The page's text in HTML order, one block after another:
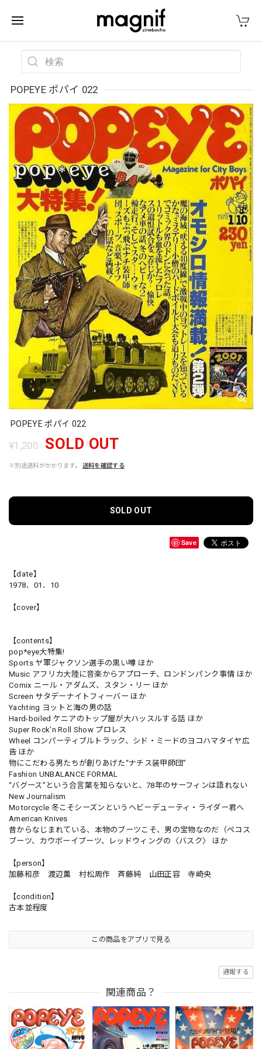
POPEYE ポパイ 022
POPEYE ポパイ 022
¥1,200 SOLD OUT
※別途送料がかかります。 送料を確認する
SOLD OUT
Save
【date】
1978．01．10
【cover】
【contents】
pop*eye大特集!
Sports ヤ軍ジャクソン選手の黒い噂 ほか
Music アフリカ大陸に音楽からアプローチ、ロンドンパンク事情 ほか
Comix ニール・アダムズ、スタン・リー ほか
Screen サタデーナイトフィーバー ほか
Yachting ヨットと海の男の話
Hard-boiled ケニアのトップ屋が大ハッスルする話 ほか
Super Rock'n Roll Show プロレス
Wheel コンパーティブルトラック、シド・ミードのヨコハマタイヤ広
告 ほか
物にこだわる男たちが創りあげた“ナチス装甲師団”
Fashion UNBALANCE FORMAL
“バグース”という合言葉を知らないと、78年のサーフィンは語れない
New Journalism
Motorcycle 冬こそシーズンというヘビーデューティ・ライダー君へ
American Knives
昔からなじまれている、本物のブーツこそ、男の宝物なのだ（ペコス
ブーツ、カウボーイブーツ、レッドウィングの〈バスク〉 ほか
【person】
加藤和彦 渡辺薫 村松周作 斉藤純 山田正容 寺崎央
【condition】
古本並程度
この商品をアプリで見る
通報する
関連商品？